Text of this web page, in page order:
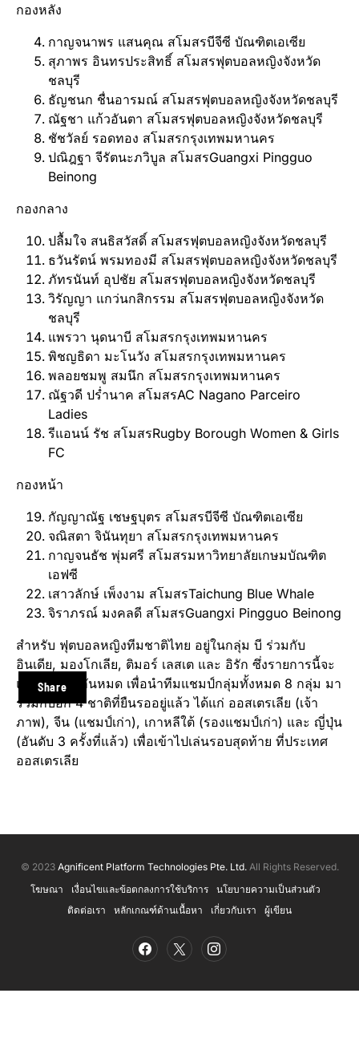
Share
กองหลัง
กาญจนาพร แสนคุณ สโมสรบีจีซี บัณฑิตเอเซีย
สุภาพร อินทรประสิทธิ์ สโมสรฟุตบอลหญิงจังหวัด
ชลบุรี
ธัญชนก ชื่นอารมณ์ สโมสรฟุตบอลหญิงจังหวัดชลบุรี
ณัฐชา แก้วอันตา สโมสรฟุตบอลหญิงจังหวัดชลบุรี
ชัชวัลย์ รอดทอง สโมสรกรุงเทพมหานคร
ปณิฎฐา จีรัตนะภวิบูล สโมสรGuangxi Pingguo
Beinong
กองกลาง
ปลื้มใจ สนธิสวัสดิ์ สโมสรฟุตบอลหญิงจังหวัดชลบุรี
ธวันรัตน์ พรมทองมี สโมสรฟุตบอลหญิงจังหวัดชลบุรี
ภัทรนันท์ อุปชัย สโมสรฟุตบอลหญิงจังหวัดชลบุรี
วิรัญญา แกว่นกสิกรรม สโมสรฟุตบอลหญิงจังหวัด
ชลบุรี
แพรวา นุดนาบี สโมสรกรุงเทพมหานคร
พิชญธิดา มะโนวัง สโมสรกรุงเทพมหานคร
พลอยชมพู สมนึก สโมสรกรุงเทพมหานคร
ณัฐวดี ปร่ำนาค สโมสรAC Nagano Parceiro
Ladies
รีแอนน์ รัช สโมสรRugby Borough Women & Girls
FC
กองหน้า
กัญญาณัฐ เชษฐบุตร สโมสรบีจีซี บัณฑิตเอเซีย
จณิสตา จินันทุยา สโมสรกรุงเทพมหานคร
กาญจนธัช พุ่มศรี สโมสรมหาวิทยาลัยเกษมบัณฑิต
เอฟซี
เสาวลักษ์ เพ็งงาม สโมสรTaichung Blue Whale
จิราภรณ์ มงคลดี สโมสรGuangxi Pingguo Beinong
สำหรับ ฟุตบอลหญิงทีมชาติไทย อยู่ในกลุ่ม บี ร่วมกับ
อินเดีย, มองโกเลีย, ติมอร์ เลสเต และ อิรัก ซึ่งรายการนี้จะ
แข่งแบบพบกันหมด เพื่อนำทีมแชมป์กลุ่มทั้งหมด 8 กลุ่ม มา
รวมกับอีก 4 ชาติที่ยืนรออยู่แล้ว ได้แก่ ออสเตรเลีย (เจ้า
ภาพ), จีน (แชมป์เก่า), เกาหลีใต้ (รองแชมป์เก่า) และ ญี่ปุ่น
(อันดับ 3 ครั้งที่แล้ว) เพื่อเข้าไปเล่นรอบสุดท้าย ที่ประเทศ
ออสเตรเลีย
© 2023 Agnificent Platform Technologies Pte. Ltd. All Rights Reserved.
โฆษณา เงื่อนไขและข้อตกลงการใช้บริการ
นโยบายความเป็นส่วนตัว
ติดต่อเรา
หลักเกณฑ์ด้านเนื้อหา เกี่ยวกับเรา ผู้เขียน